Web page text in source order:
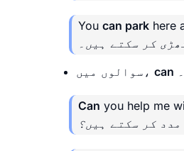
You can park here
سوالوں میں، can
Can you help me
کر سکتے ہیں؟